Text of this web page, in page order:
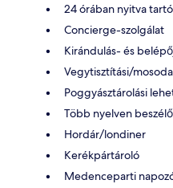
24 órában nyitva
Concierge-szolgálat
Kirándulás- és
Vegytisztítási/
Poggyásztárolási
Több nyelven
Hordár/londiner
Kerékpártároló
Medenceparti